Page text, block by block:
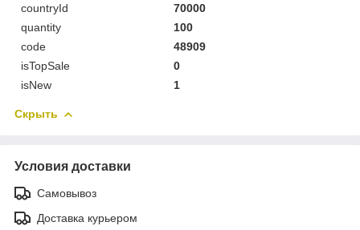
countryId
70000
quantity
100
code
48909
isTopSale
0
isNew
1
Скрыть
Условия доставки
Самовывоз
Доставка курьером